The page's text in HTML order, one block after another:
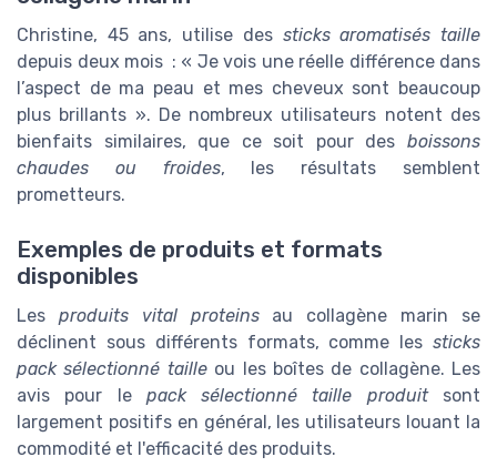
Christine, 45 ans, utilise des sticks aromatisés taille
depuis deux mois : « Je vois une réelle différence dans
l’aspect de ma peau et mes cheveux sont beaucoup
plus brillants ». De nombreux utilisateurs notent des
bienfaits similaires, que ce soit pour des boissons
chaudes ou froides, les résultats semblent
prometteurs.
Exemples de produits et formats
disponibles
Les produits vital proteinsau collagène marin se
déclinent sous différents formats, comme les sticks
pack sélectionné tailleou les boîtes de collagène. Les
avis pour le pack sélectionné taille produitsont
largement positifs en général, les utilisateurs louant la
commodité et l'efficacité des produits.